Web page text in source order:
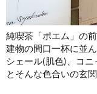
純喫茶「ポエム」の
建物の間口一杯に並
シェール(肌色)、コニ
とそんな色合いの玄